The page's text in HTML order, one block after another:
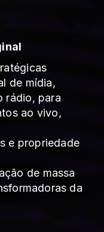
de mídia,
rádio, para
ao vivo,
e propriedade
de massa
da